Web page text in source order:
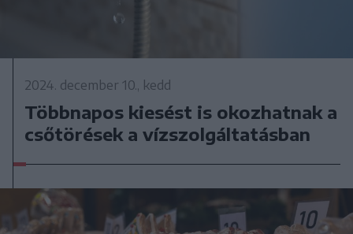
2024. december 10., kedd
Többnapos kiesést is okozhatnak a
csőtörések a vízszolgáltatásban